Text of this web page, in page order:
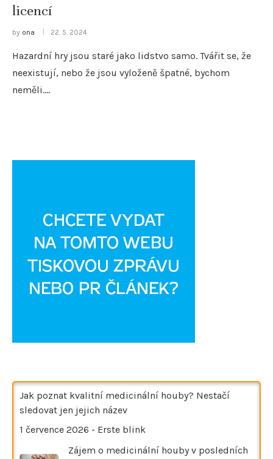
licencí
by ona 22. 5. 2024
Hazardní hry jsou staré jako lidstvo samo. Tvářit se, že
neexistují, nebo že jsou vyloženě špatné, bychom
neměli.…
Jak poznat kvalitní medicinální houby? Nestačí
sledovat jen jejich název
1 července 2026 - Erste blink
Zájem o medicinální houby v posledních